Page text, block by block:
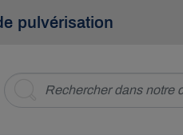
pulvérisation